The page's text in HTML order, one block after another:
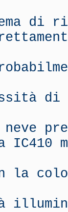
di
di
neve
la